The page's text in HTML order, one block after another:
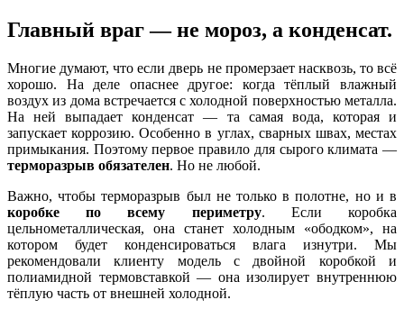
Главный враг — не мороз, а конденсат.
Многие думают, что если дверь не промерзает насквозь, то всё
хорошо. На деле опаснее другое: когда тёплый влажный
воздух из дома встречается с холодной поверхностью металла.
На ней выпадает конденсат — та самая вода, которая и
запускает коррозию. Особенно в углах, сварных швах, местах
примыкания. Поэтому первое правило для сырого климата —
терморазрыв обязателен. Но не любой.
Важно, чтобы терморазрыв был не только в полотне, но и в
коробке по всему периметру. Если коробка
цельнометаллическая, она станет холодным «ободком», на
котором будет конденсироваться влага изнутри. Мы
рекомендовали клиенту модель с двойной коробкой и
полиамидной термовставкой — она изолирует внутреннюю
тёплую часть от внешней холодной.